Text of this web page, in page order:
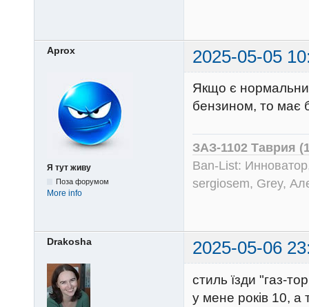
Aprox 2025-05-05
Я тут живу
Поза форумом
More info
Якщо є
бензином, то має
ЗАЗ-1102 Таврия
Ban-List:
sergiosem, Grey,
Drakosha 2025-05-06
стиль їзди "газ-
у мене років 10, а